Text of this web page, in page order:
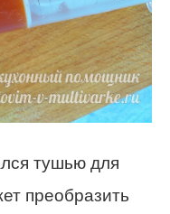
тушью для
преобразить